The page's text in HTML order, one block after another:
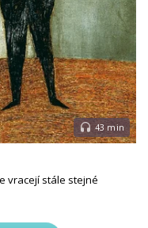
43 min
vracejí stále stejné